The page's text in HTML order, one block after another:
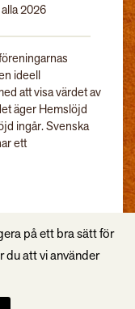
2026
ideell
att visa värdet av
äger Hemslöjd
ingår. Svenska
ett
på ett bra sätt för
du att vi använder